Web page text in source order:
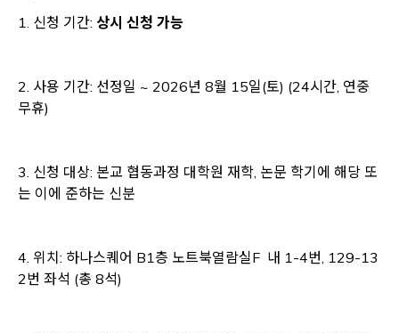
1. 신청 기간: 상시 신청 가능
2. 사용 기간: 선정일 ~ 2026년 8월 15일(토) (24시간, 연중
무휴)
3. 신청 대상: 본교 협동과정 대학원 재학, 논문 학기에 해당 또
는 이에 준하는 신분
4. 위치 : 하나스퀘어 B1층 노트북열람실F 내 1-4번, 129-13
2번 좌석 (총 8석)